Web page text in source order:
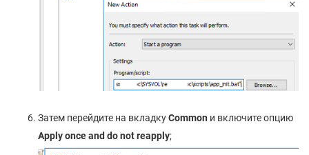
Затем перейдите на вкладкуCommon и включите опцию
Apply once and do not reapply;